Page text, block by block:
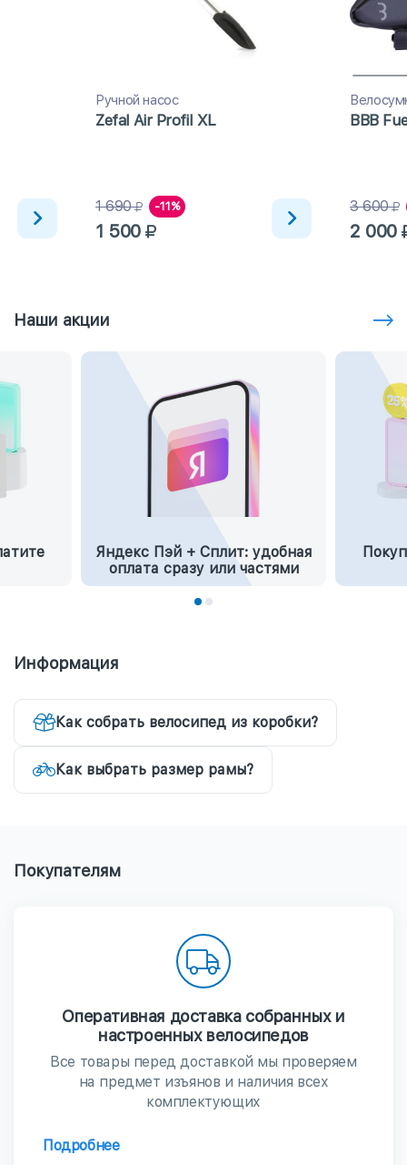
Ручной насос
Zefal Air Profil XL
1 690 -11%
1 500
BBB
3 600
2 000
Наши акции
Яндекс Пэй + Сплит: удобная
оплата сразу или частями
Информация
Как собрать велосипед из коробки?
Как выбрать размер рамы?
Покупателям
Оперативная доставка собранных и
настроенных велосипедов
Все товары перед доставкой мы проверяем
на предмет изъянов и наличия всех
комплектующих
Подробнее